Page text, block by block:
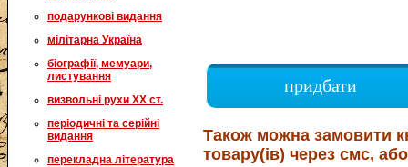
подарункові видання
мілітарна Україна
біографії, мемуари,
листування
визвольні рухи XX ст.
періодичні та серійні
видання
перекладна література
придбати
Також можна замовити
товару(ів) через смс,